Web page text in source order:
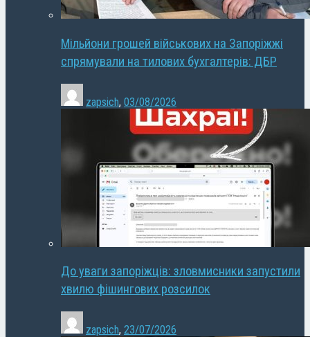
Мільйони грошей військових на Запоріжжі
спрямували на тилових бухгалтерів: ДБР
zapsich, 03/08/2026
До уваги запоріжців: зловмисники запустили
хвилю фішингових розсилок
zapsich, 23/07/2026